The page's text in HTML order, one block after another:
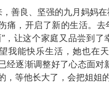
善良、坚强的九月妈妈
痛，开启了新的生活。
”，让这个家庭又品尝到
我能快乐生活，她也在
经逐渐调整好了心态面
，等他长大了，会把姐姐